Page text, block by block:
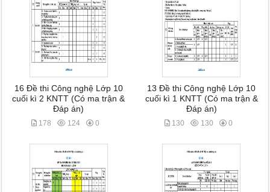
16 Đề thi Công nghệ Lớp 10
cuối kì 2 KNTT (Có ma trận &
Đáp án)
178 124 0
13 Đề thi Công nghệ Lớp 10
cuối kì 1 KNTT (Có ma trận &
Đáp án)
130 130 0